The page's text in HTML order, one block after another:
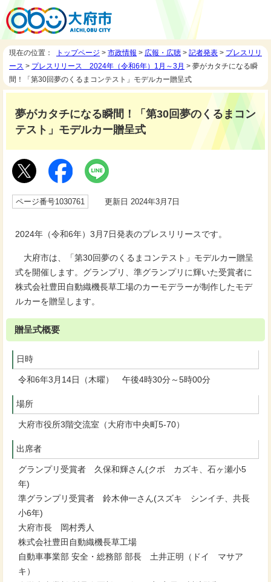
現在の位置： トップページ > 市政情報 > 広報・広聴 > 記者発表 > プレスリリ
ース > プレスリリース 2024年（令和6年）1月～3月 > 夢がカタチになる瞬
間！「第30回夢のくるまコンテスト」モデルカー贈呈式
夢がカタチになる瞬間！「第30回夢のくるまコン
テスト」モデルカー贈呈式
ページ番号1030761 更新日 2024年3月7日
2024年（令和6年）3月7日発表のプレスリリースです。
大府市は、「第30回夢のくるまコンテスト」モデルカー贈呈
式を開催します。グランプリ、準グランプリに輝いた受賞者に
株式会社豊田自動織機長草工場のカーモデラーが制作したモデ
ルカーを贈呈します。
贈呈式概要
日時
令和6年3月14日（木曜） 午後4時30分～5時00分
場所
大府市役所3階交流室（大府市中央町5-70）
出席者
グランプリ受賞者 久保和輝さん(クボ カズキ、石ヶ瀬⼩5
年)
準グランプリ受賞者 鈴木伸一さん(スズキ シンイチ、共長
⼩6年)
大府市長 岡村秀人
株式会社豊田自動織機長草工場
自動車事業部 安全・総務部 部長 土井正明（ドイ マサア
キ）